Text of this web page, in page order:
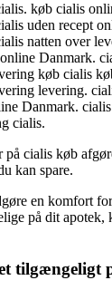
køb cialis
uden recept
natten over
Danmark.
køb cialis
levering.
Danmark.
cialis.
på cialis køb
kan spare.
en komfort
på dit apotek,
tilgængeligt